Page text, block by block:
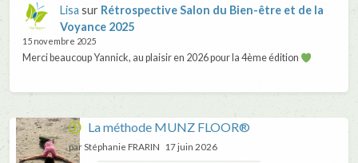
Lisa sur Rétrospective Salon du Bien-être et de la
Voyance 2025
15 novembre 2025
Merci beaucoup Yannick, au plaisir en 2026 pour la 4ème édition
La méthode MUNZ FLOOR®
par Stéphanie FRARIN 17 juin 2026